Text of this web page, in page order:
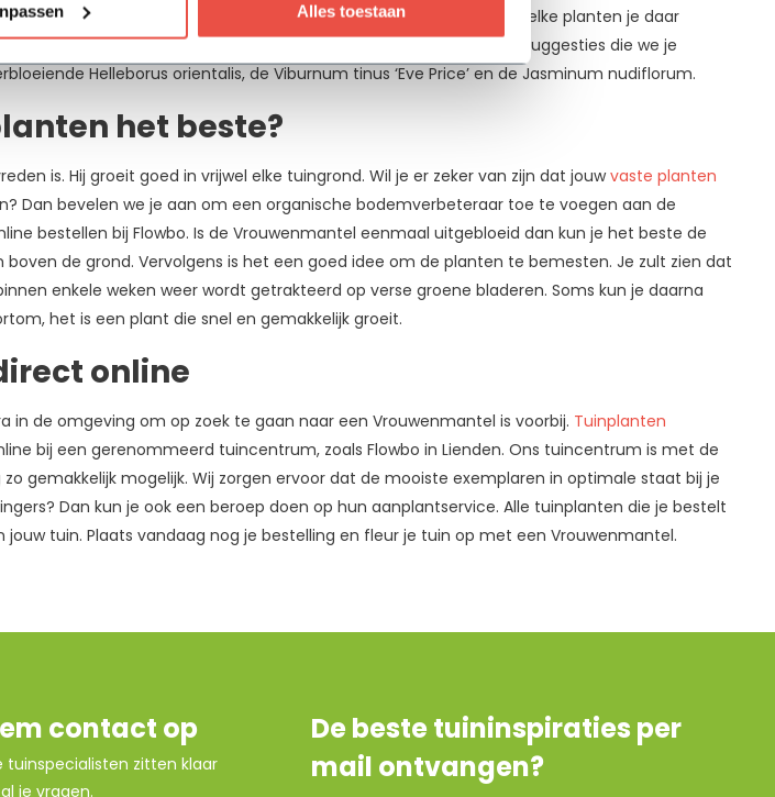
Alles toestaan
om daarnaast enkele winterbloeiers in je tuin aan te planten. Welke planten je daar
van Flowbo je uitstekend mee verder helpen. Enkele suggesties die we je
Helleborus orientalis, de Viburnum tinus ‘Eve Price’ en de Jasminum nudiflorum.
het beste?
is. Hij groeit goed in vrijwel elke tuingrond. Wil je er zeker van zijn dat jouwvaste planten
Dan bevelen we je aan om een organische bodemverbeteraar toe te voegen aan de
bestellen bij Flowbo. Is de Vrouwenmantel eenmaal uitgebloeid dan kun je het beste de
de grond. Vervolgens is het een goed idee om de planten te bemesten. Je zult zien dat
enkele weken weer wordt getrakteerd op verse groene bladeren. Soms kun je daarna
het is een plant die snel en gemakkelijk groeit.
online
de omgeving om op zoek te gaan naar een Vrouwenmantel is voorbij. Tuinplanten
bij een gerenommeerd tuincentrum, zoals Flowbo in Lienden. Ons tuincentrum is met de
gemakkelijk mogelijk. Wij zorgen ervoor dat de mooiste exemplaren in optimale staat bij je
Dan kun je ook een beroep doen op hun aanplantservice. Alle tuinplanten die je bestelt
jouw tuin. Plaats vandaag nog je bestelling en fleur je tuin op met een Vrouwenmantel.
contact op
tuinspecialisten zitten klaar
je vragen.
De beste tuininspiraties per
mail ontvangen?